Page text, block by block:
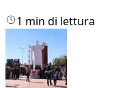
1 min di lettura